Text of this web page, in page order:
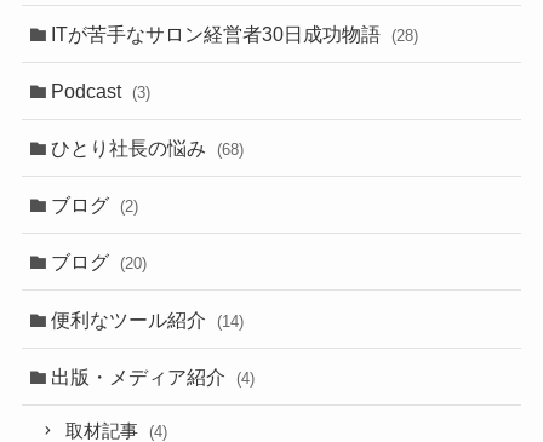
ITが苦手なサロン経営者30日成功物語 (28)
Podcast (3)
ひとり社長の悩み (68)
ブログ (2)
ブログ (20)
便利なツール紹介 (14)
出版・メディア紹介 (4)
取材記事 (4)